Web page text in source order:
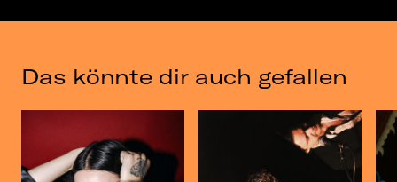
Das könnte dir auch gefallen